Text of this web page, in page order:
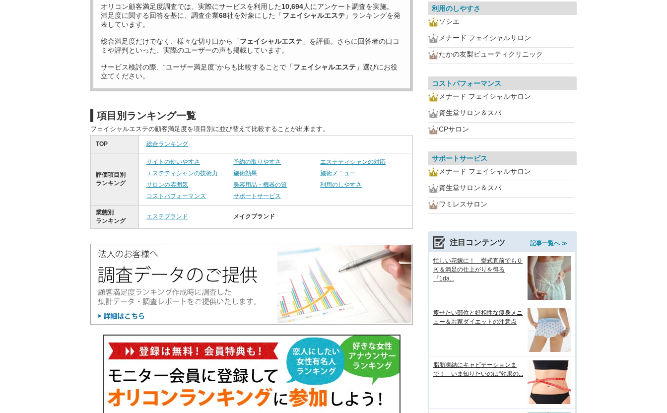
オリコン顧客満足度調査では、実際にサービスを利用した10,694人にアンケート調査を実施。
満足度に関する回答を基に、調査企業68社を対象にした「フェイシャルエステ 」ランキングを発
表しています。
総合満足度だけでなく、様々な切り口から「フェイシャルエステ 」を評価。さらに回答者の口コ
ミや評判といった、実際のユーザーの声も掲載しています。
サービス検討の際、“ユーザー満足度”からも比較することで「フェイシャルエステ 」選びにお役
立てください。
項目別ランキング一覧
フェイシャルエステの顧客満足度を項目別に並び替えて比較することが出来ます。
TOP 総合ランキング
評価項目別
ランキング
サイトの使いやすさ 予約の取りやすさ
エステティシャンの対応
エステティシャンの技術力
施術効果
施術メニュー
サロンの雰囲気
美容用品・機器の質
利用のしやすさ
コストパフォーマンス
サポートサービス
業態別
ランキング
エステブランド メイクブランド
利用のしやすさ
ソシエ
メナード フェイシャルサロン
たかの友梨ビューティクリニック
コストパフォーマンス
メナード フェイシャルサロン
資生堂サロン＆スパ
CPサロン
サポートサービス
メナード フェイシャルサロン
資生堂サロン＆スパ
ワミレスサロン
注目コンテンツ 記事一覧へ ≫
忙しい花嫁に！ 挙式直前でもＯ
Ｋ＆満足の仕上がりを得る
『1da...
痩せたい部位と好相性な痩身メニ
ュー＆お家ダイエットの注意点
脂肪凍結にキャビテーションま
で！ いま知りたいのは“効果の...